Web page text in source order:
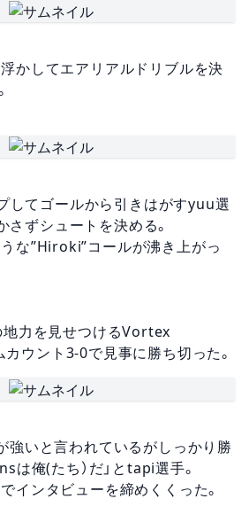
かしてエアリアルドリブルを決
してゴールから引きはがすyuu選
ずシュートを決める。
な”Hiroki”コールが沸き上がっ
地力を見せつけるVortex
ウント3-0で見事に勝ち切った。
強いと言われているがしっかり勝
俺(たち）だ」とtapi選手。
インタビューを締めくくった。